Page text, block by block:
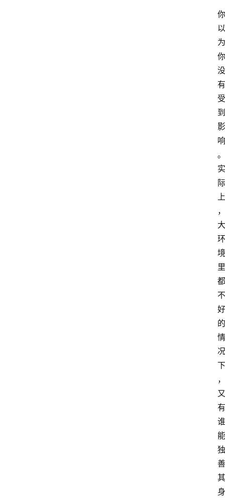
你
以
为
你
没
有
受
到
影
响
。
实
际
上
，
大
环
境
里
都
不
好
的
情
况
下
，
又
有
谁
能
独
善
其
身